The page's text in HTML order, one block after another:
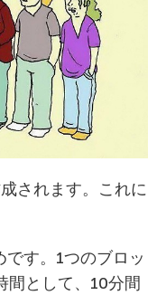
されます。これに
す。1つのブロッ
間として、10分間